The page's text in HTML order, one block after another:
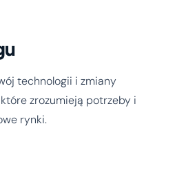
technologii i zmiany
zrozumieją potrzeby i
rynki.